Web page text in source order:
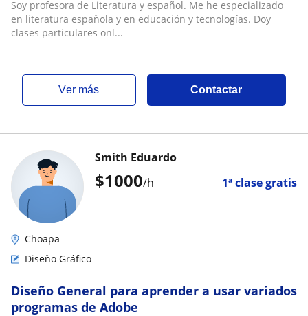
Soy profesora de Literatura y español. Me he especializado
en literatura española y en educación y tecnologías. Doy
clases particulares onl...
ver más Contactar
$1000/h 1ª clase gratis
Smith Eduardo
Choapa
Diseño Gráfico
Diseño General para aprender a usar variados
programas de Adobe